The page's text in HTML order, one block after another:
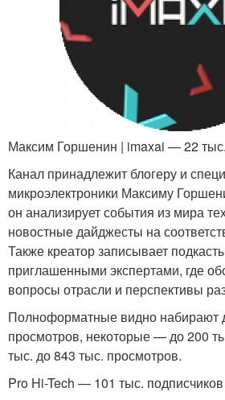
Максим Горшенин | imaxai — 22
Канал принадлежит блогеру и
микроэлектроники Максиму
он анализирует события из мира
новостные дайджесты на
Также креатор записывает
приглашенными экспертами, где
вопросы отрасли и перспективы
Полноформатные видно набирают
просмотров, некоторые — до 200
тыс. до 843 тыс. просмотров.
Pro Hi-Tech — 101 тыс. подписчиков